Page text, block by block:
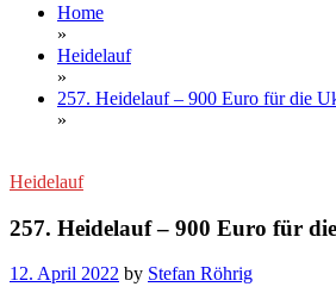
Home
»
Heidelauf
»
257. Heidelauf – 900 Euro für die
»
Heidelauf
257. Heidelauf – 900 Euro für
12. April 2022 by Stefan Röhrig